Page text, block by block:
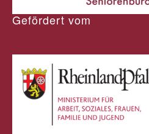
Gefördert vom